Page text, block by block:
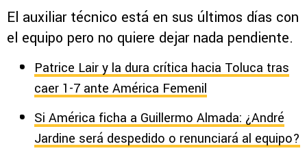
El auxiliar técnico está en sus últimos días con
el equipo pero no quiere dejar nada pendiente.
Patrice Lair y la dura crítica hacia Toluca tras
caer 1-7 ante América Femenil
Si América ficha a Guillermo Almada: ¿André
Jardine será despedido o renunciará al equipo?